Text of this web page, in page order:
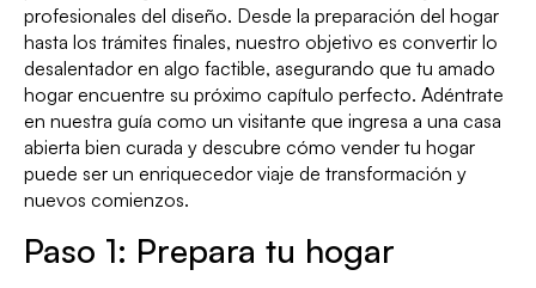
profesionales del diseño. Desde la preparación del hogar
hasta los trámites finales, nuestro objetivo es convertir lo
desalentador en algo factible, asegurando que tu amado
hogar encuentre su próximo capítulo perfecto. Adéntrate
en nuestra guía como un visitante que ingresa a una casa
abierta bien curada y descubre cómo vender tu hogar
puede ser un enriquecedor viaje de transformación y
nuevos comienzos.
Paso 1: Prepara tu hogar